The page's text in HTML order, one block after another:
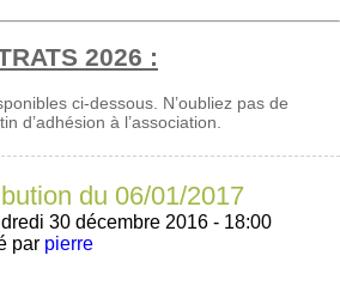
2026 :
ci-dessous. N’oubliez pas de
d’adhésion à l’association.
du 06/01/2017
30 décembre 2016 - 18:00
par pierre